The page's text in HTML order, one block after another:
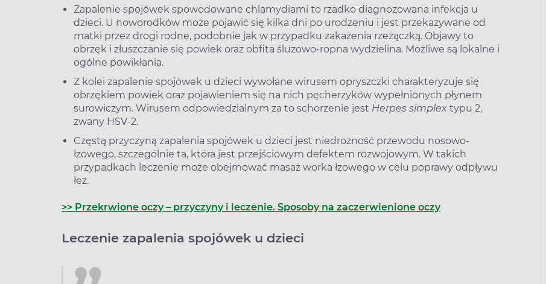
Zapalenie spojówek spowodowane chlamydiami to rzadko diagnozowana infekcja u
dzieci. U noworodków może pojawić się kilka dni po urodzeniu i jest przekazywane od
matki przez drogi rodne, podobnie jak w przypadku zakażenia rzeżączką. Objawy to
obrzęk i złuszczanie się powiek oraz obfita śluzowo-ropna wydzielina. Możliwe są lokalne i
ogólne powikłania.
Z kolei zapalenie spojówek u dzieci wywołane wirusem opryszczki charakteryzuje się
obrzękiem powiek oraz pojawieniem się na nich pęcherzyków wypełnionych płynem
surowiczym. Wirusem odpowiedzialnym za to schorzenie jest Herpes simplex typu 2,
zwany HSV-2.
Częstą przyczyną zapalenia spojówek u dzieci jest niedrożność przewodu nosowo-
łzowego, szczególnie ta, która jest przejściowym defektem rozwojowym. W takich
przypadkach leczenie może obejmować masaż worka łzowego w celu poprawy odpływu
łez.
>> Przekrwione oczy – przyczyny i leczenie. Sposoby na zaczerwienione oczy
Leczenie zapalenia spojówek u dzieci